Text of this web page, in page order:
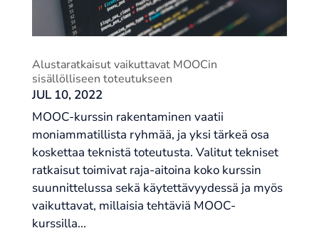
Alustaratkaisut vaikuttavat MOOCin
sisällölliseen toteutukseen
JUL 10, 2022
MOOC-kurssin rakentaminen vaatii
moniammatillista ryhmää, ja yksi tärkeä osa
koskettaa teknistä toteutusta. Valitut tekniset
ratkaisut toimivat raja-aitoina koko kurssin
suunnittelussa sekä käytettävyydessä ja myös
vaikuttavat, millaisia tehtäviä MOOC-
kurssilla...